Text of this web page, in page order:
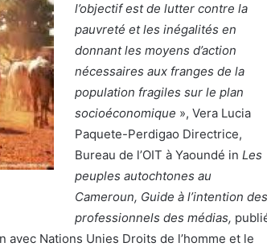
l’objectif est de lutter contre la
pauvreté et les inégalités en
donnant les moyens d’action
nécessaires aux franges de la
population fragiles sur le plan
socioéconomique », Vera Lucia
Paquete-Perdigao Directrice,
Bureau de l’OIT à Yaoundé inLes
peuples autochtones au
Cameroun, Guide à l’intention des
professionnels des médias,
avec Nations Unies Droits de l’homme et le